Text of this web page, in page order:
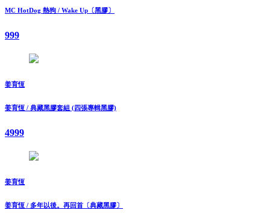
MC HotDog 熱狗 / Wake Up〔黑膠〕
999
姜育恆
姜育恆 / 典藏黑膠套組 (四張專輯黑膠)
4999
姜育恆
姜育恆 / 多年以後。再回首〔典藏黑膠〕